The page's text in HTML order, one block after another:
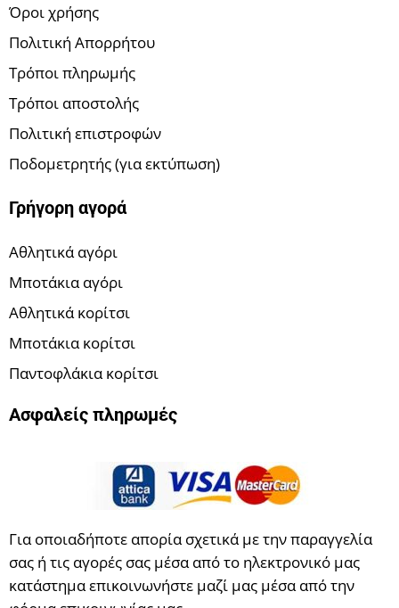
Όροι χρήσης
Πολιτική Απορρήτου
Τρόποι πληρωμής
Τρόποι αποστολής
Πολιτική επιστροφών
Ποδομετρητής (για εκτύπωση)
Γρήγορη αγορά
Αθλητικά αγόρι
Μποτάκια αγόρι
Αθλητικά κορίτσι
Μποτάκια κορίτσι
Παντοφλάκια κορίτσι
Ασφαλείς πληρωμές
Για οποιαδήποτε απορία σχετικά με την παραγγελία
σας ή τις αγορές σας μέσα από το ηλεκτρονικό μας
κατάστημα επικοινωνήστε μαζί μας μέσα από την